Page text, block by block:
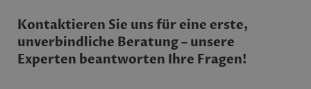
Kontaktieren Sie uns für eine erste,
unverbindliche Beratung – unsere
Experten beantworten Ihre Fragen!